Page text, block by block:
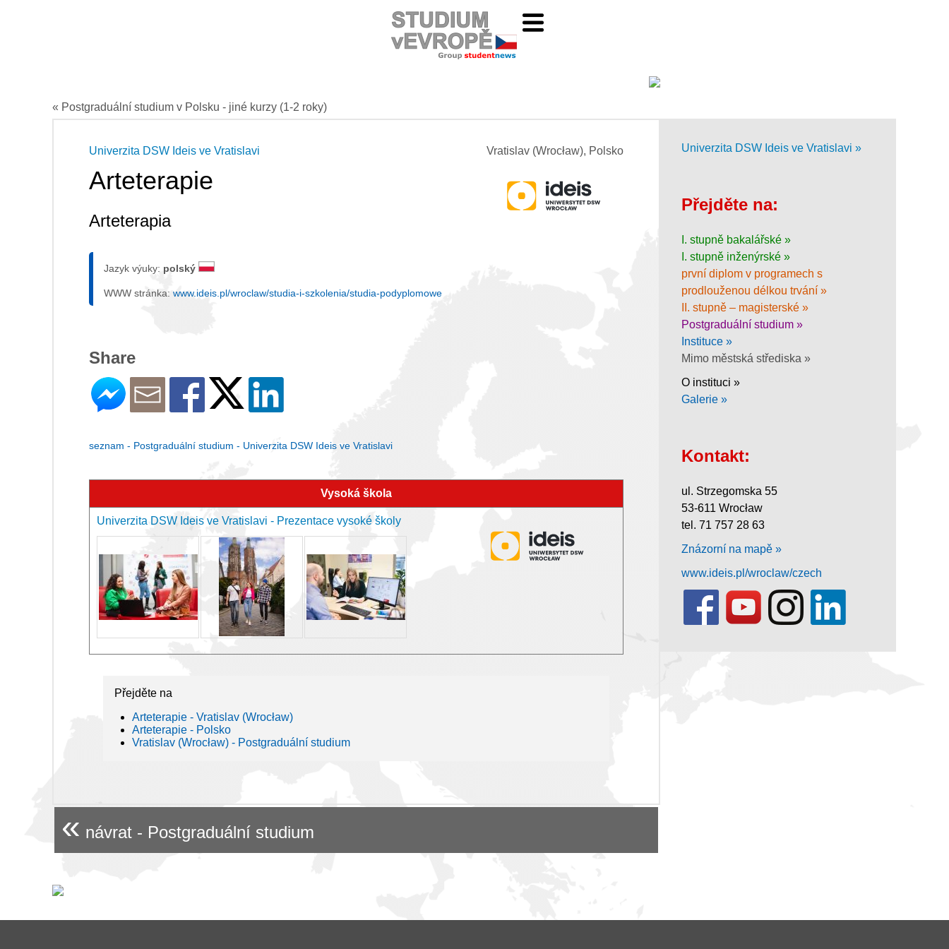
« Postgraduální studium v Polsku - jiné kurzy (1-2 roky)
Vratislav (Wrocław), Polsko
Univerzita DSW Ideis ve Vratislavi
Arteterapie
Arteterapia
Jazyk výuky: polský
WWW stránka: www.ideis.pl/wroclaw/studia-i-szkolenia/studia-podyplomowe
Share
seznam - Postgraduální studium - Univerzita DSW Ideis ve Vratislavi
Vysoká škola
Univerzita DSW Ideis ve Vratislavi - Prezentace vysoké školy
Přejděte na
Arteterapie - Vratislav (Wrocław)
Arteterapie - Polsko
Vratislav (Wrocław) - Postgraduální studium
« návrat - Postgraduální studium
Univerzita DSW Ideis ve Vratislavi »
Přejděte na:
I. stupně bakalářské »
I. stupně inženýrské »
první diplom v programech s
prodlouženou délkou trvání »
II. stupně – magisterské »
Postgraduální studium »
Instituce »
Mimo městská střediska »
O instituci »
Galerie »
Kontakt:
ul. Strzegomska 55
53-611 Wrocław
tel. 71 757 28 63
Znázorní na mapě »
www.ideis.pl/wroclaw/czech